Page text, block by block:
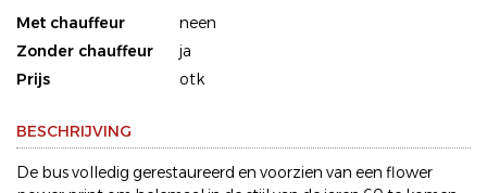
Met chauffeur
neen
Zonder chauffeur
ja
Prijs
otk
BESCHRIJVING
De bus volledig gerestaureerd en voorzien van een flower